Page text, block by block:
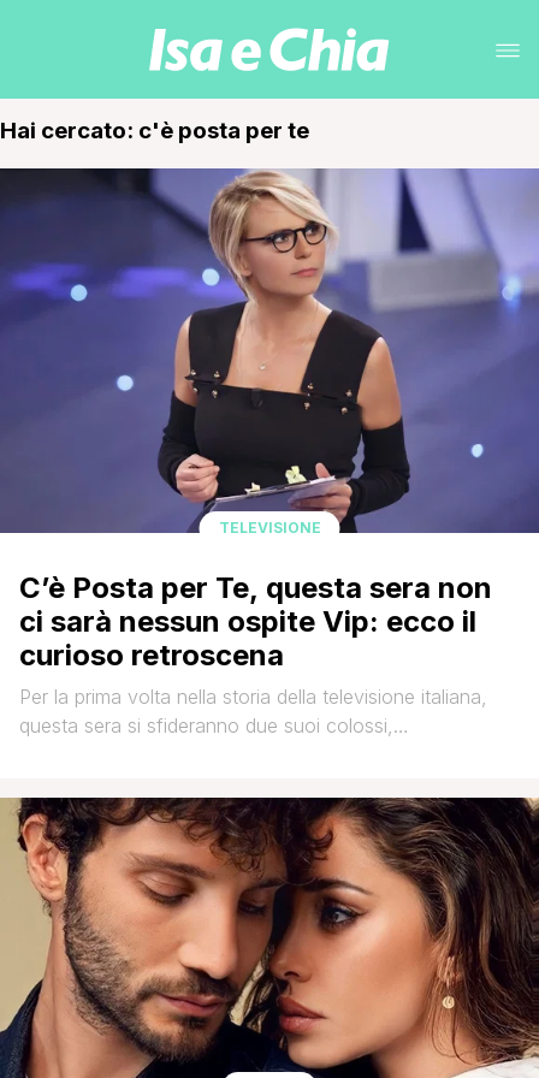
Hai cercato: c'è posta per te
TELEVISIONE
C’è Posta per Te, questa sera non
ci sarà nessun ospite Vip: ecco il
curioso retroscena
Per la prima volta nella storia della televisione italiana,
questa sera si sfideranno due suoi colossi,
consapevole del successo del suo programma, ha
deciso di schierarsi contro il 'sabato santo' della tv di
Stato. In [']